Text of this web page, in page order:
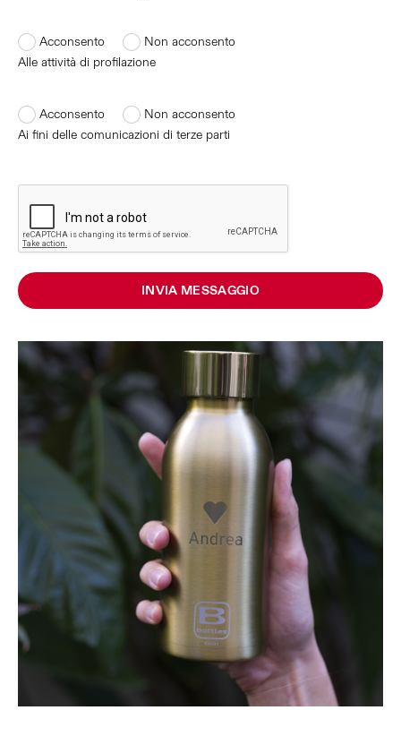
Acconsento
Non acconsento
Alle attività di profilazione
Acconsento
Non acconsento
Ai fini delle comunicazioni di terze parti
INVIA MESSAGGIO